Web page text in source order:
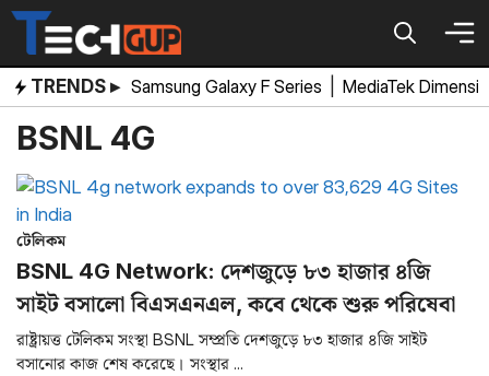
Skip
content
TRENDS ▸ Samsung Galaxy F Series MediaTek
BSNL 4G
টেলিকম
BSNL 4G Network: দেশজুড়ে ৮৩ হাজার ৪জি
সাইট বসালো বিএসএনএল, কবে থেকে শুরু পরিষেবা
রাষ্ট্রায়ত্ত টেলিকম সংস্থা BSNL সম্প্রতি দেশজুড়ে ৮৩ হাজার ৪জি সাইট
বসানোর কাজ শেষ করেছে। সংস্থার ...